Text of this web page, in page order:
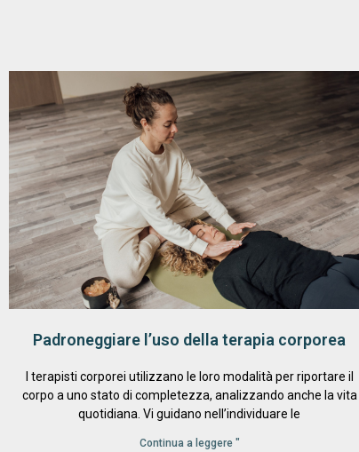
Padroneggiare l’uso della terapia corporea
I terapisti corporei utilizzano le loro modalità per riportare il
corpo a uno stato di completezza, analizzando anche la vita
quotidiana. Vi guidano nell’individuare le
Continua a leggere "